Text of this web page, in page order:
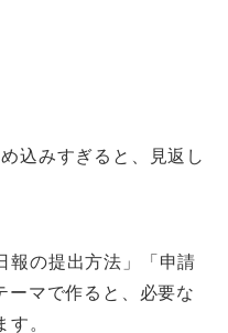
込みすぎると、見返し
報の提出方法」「申請
ーマで作ると、必要な
。